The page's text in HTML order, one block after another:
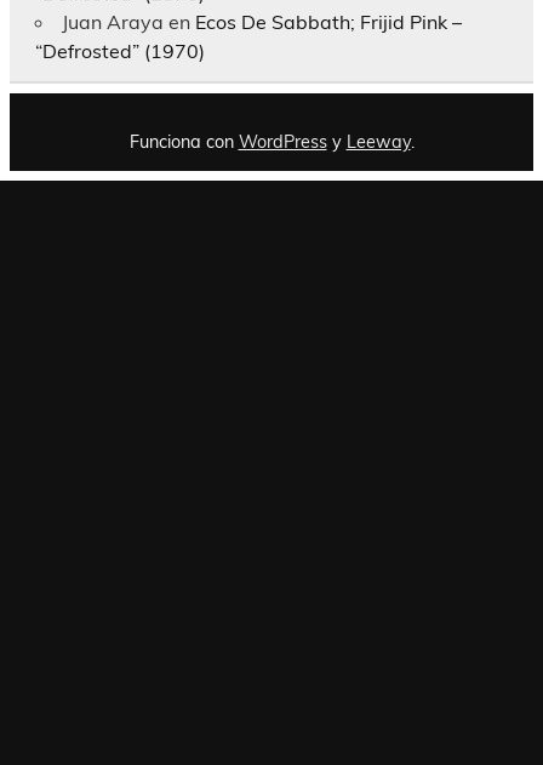
Juan Araya en Ecos De Sabbath; Frijid Pink –
“Defrosted” (1970)
Funciona con WordPressy Leeway.